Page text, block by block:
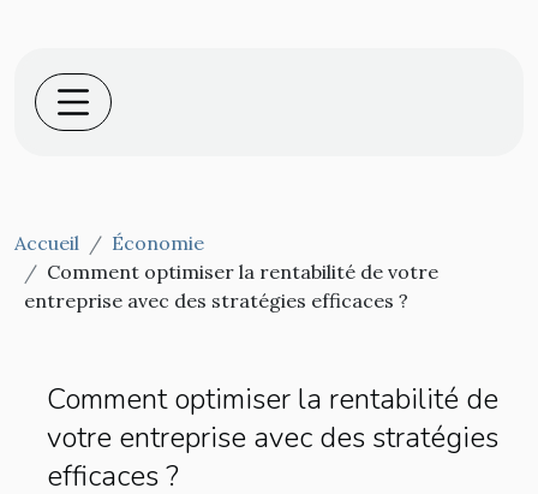
Accueil
Économie
Comment optimiser la rentabilité de votre
entreprise avec des stratégies efficaces ?
Comment optimiser la rentabilité de
votre entreprise avec des stratégies
efficaces ?